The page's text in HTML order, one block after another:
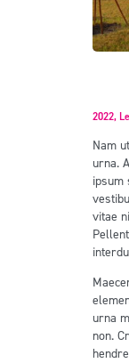
2022,
Nam
urna.
ipsum
vitae
urna
non.